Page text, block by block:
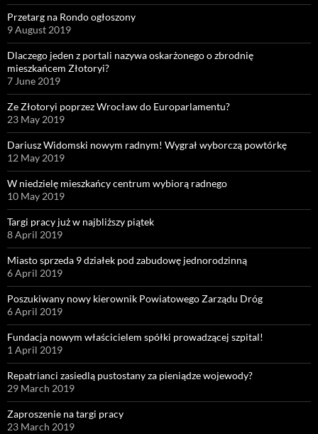
Przetarg na Rondo ogłoszony
9 August 2019
Dlaczego jeden z portali nazywa oskarżonego o zbrodnię
mieszkańcem Złotoryi?
7 June 2019
Ze Złotoryi poprzez Wrocław do Europarlamentu?
23 May 2019
Dariusz Widomski nowym radnym! Wygrał wyborczą powtórkę
12 May 2019
W niedzielę mieszkańcy centrum wybiorą radnego
10 May 2019
Targi pracy już w najbliższy piątek
8 April 2019
Miasto sprzeda 9 działek pod zabudowę jednorodzinną
6 April 2019
Poszukiwany nowy kierownik Powiatowego Zarządu Dróg
6 April 2019
Fundacja nowym właścicielem spółki prowadzącej szpital!
1 April 2019
Repatrianci zasiedlą pustostany za pieniądze wojewody?
29 March 2019
Zaproszenie na targi pracy
23 March 2019